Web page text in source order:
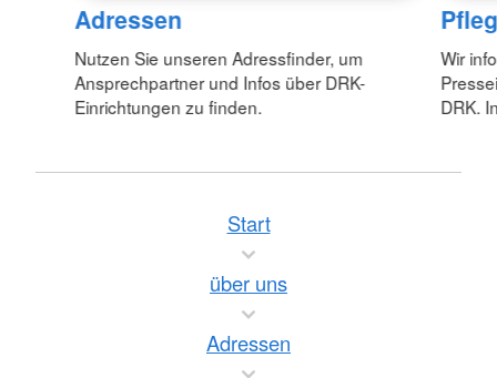
Adressen
Nutzen Sie unseren Adressfinder, um
Ansprechpartner und Infos über DRK-
Einrichtungen zu finden.
Wir
DRK.
Start
über uns
Adressen